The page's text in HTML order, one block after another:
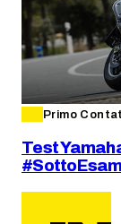
Primo
Test